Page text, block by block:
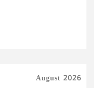
August 2026